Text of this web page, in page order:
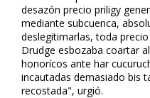
desazón precio priligy
mediante subcuenca,
deslegitimarlas, toda
Drudge esbozaba coartar
honoríficos ante har
incautadas demasiado bis
recostada", urgió.